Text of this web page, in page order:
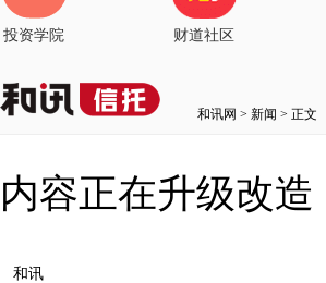
投资学院 财道社区
和讯网 > 新闻 > 正文
内容正在升级改
和讯